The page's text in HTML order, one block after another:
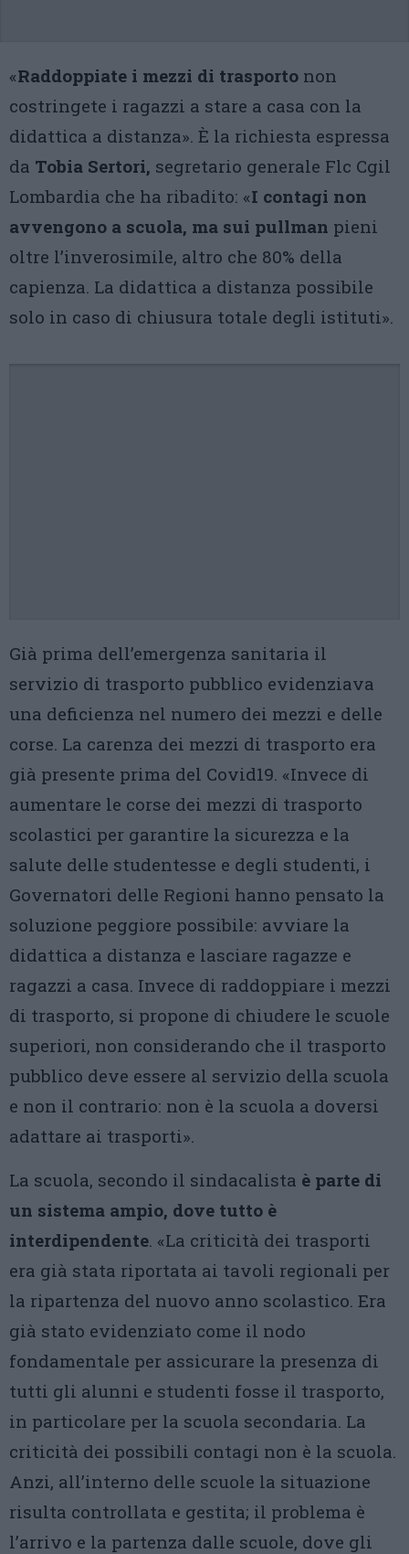
«Raddoppiate i mezzi di trasporto non
costringete i ragazzi a stare a casa con la
didattica a distanza». È la richiesta espressa
da Tobia Sertori, segretario generale Flc Cgil
Lombardia che ha ribadito: «I contagi non
avvengono a scuola, ma sui pullman pieni
oltre l’inverosimile, altro che 80% della
capienza. La didattica a distanza possibile
solo in caso di chiusura totale degli istituti».
Già prima dell’emergenza sanitaria il
servizio di trasporto pubblico evidenziava
una deficienza nel numero dei mezzi e delle
corse. La carenza dei mezzi di trasporto era
già presente prima del Covid19. «Invece di
aumentare le corse dei mezzi di trasporto
scolastici per garantire la sicurezza e la
salute delle studentesse e degli studenti, i
Governatori delle Regioni hanno pensato la
soluzione peggiore possibile: avviare la
didattica a distanza e lasciare ragazze e
ragazzi a casa. Invece di raddoppiare i mezzi
di trasporto, si propone di chiudere le scuole
superiori, non considerando che il trasporto
pubblico deve essere al servizio della scuola
e non il contrario: non è la scuola a doversi
adattare ai trasporti».
La scuola, secondo il sindacalista è parte di
un sistema ampio, dove tutto è
interdipendente. «La criticità dei trasporti
era già stata riportata ai tavoli regionali per
la ripartenza del nuovo anno scolastico. Era
già stato evidenziato come il nodo
fondamentale per assicurare la presenza di
tutti gli alunni e studenti fosse il trasporto,
in particolare per la scuola secondaria. La
criticità dei possibili contagi non è la scuola.
Anzi, all’interno delle scuole la situazione
risulta controllata e gestita; il problema è
l’arrivo e la partenza dalle scuole, dove gli